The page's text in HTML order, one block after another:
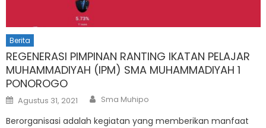
Berita
REGENERASI PIMPINAN RANTING IKATAN PELAJAR
MUHAMMADIYAH (IPM) SMA MUHAMMADIYAH 1
PONOROGO
Posted
on
Agustus 31, 2021 Author
Sma Muhipo
Berorganisasi adalah kegiatan yang memberikan manfaat